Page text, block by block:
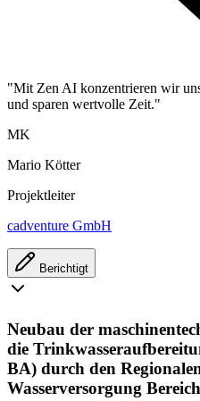
"Mit Zen AI konzentrieren wir
und sparen wertvolle Zeit."
MK
Mario Kötter
Projektleiter
cadventure GmbH
Berichtigt
Neubau der
die
BA) durch den
Wasserversorgung